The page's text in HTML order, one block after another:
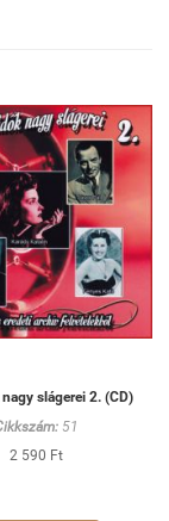
slágerei 2. (CD)
51
2 590 Ft